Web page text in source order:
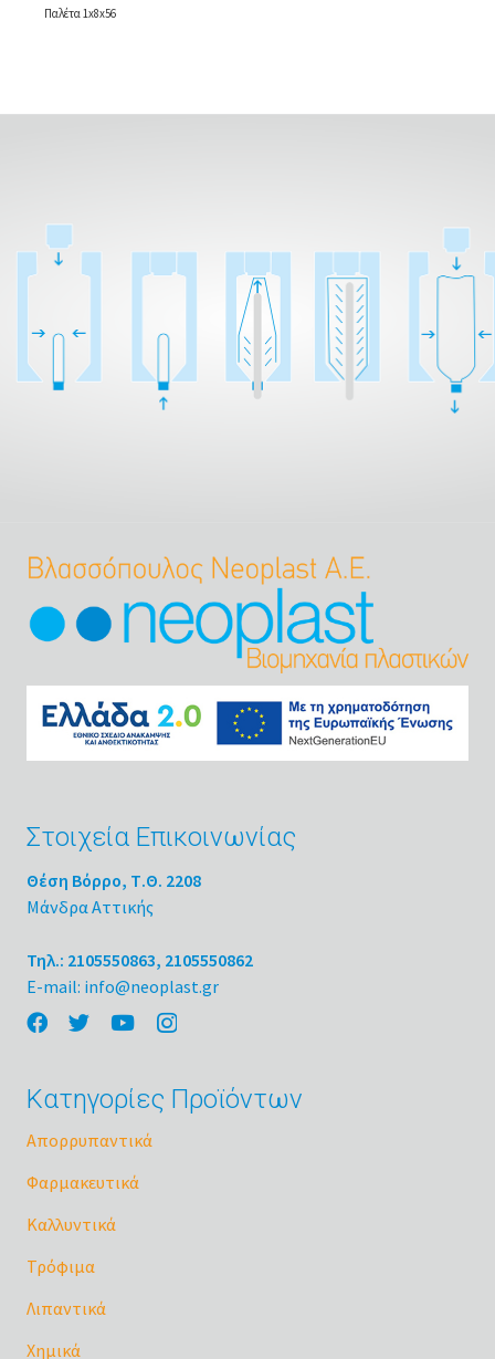
Παλέτα 1x8x56
Στοιχεία Επικοινωνίας
Θέση Βόρρο, Τ.Θ. 2208
Μάνδρα Αττικής
Τηλ.: 2105550863, 2105550862
E-mail: info@neoplast.gr
Κατηγορίες Προϊόντων
Απορρυπαντικά
Φαρμακευτικά
Καλλυντικά
Τρόφιμα
Λιπαντικά
Χημικά